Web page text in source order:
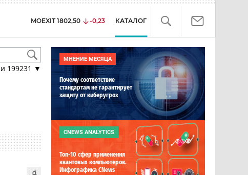
MOEXIT 1802,50 -0,23 КАТАЛОГ
199231 ▼
МНЕНИЕ МЕСЯЦА
Почему соответствие
стандартам не гарантирует
защиту от киберугроз
CNEWS ANALYTICS
Топ-10 сфер применения
квантовых компьютеров.
Инфографика CNews